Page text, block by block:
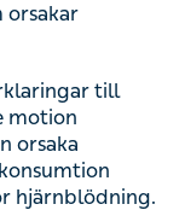
orsakar
till
motion
orsaka
hjärnblödning.